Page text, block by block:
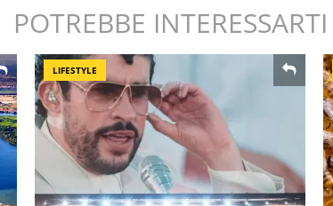
POTREBBE INTERESSARTI
LIFESTYLE